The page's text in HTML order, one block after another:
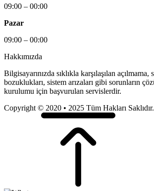
09:00 – 00:00
Pazar
09:00 – 00:00
Hakkımızda
Bilgisayarınızda sıklıkla karşılaşılan açılmama,
bozuklukları, sistem arızaları gibi sorunların
kurulumu için başvurulan servislerdir.
Copyright © 2020 • 2025 Tüm Hakları Saklıdır.